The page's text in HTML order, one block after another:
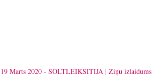
19 Marts 2020 - SOLTLEIKSITIJA Ziņu izlaidums